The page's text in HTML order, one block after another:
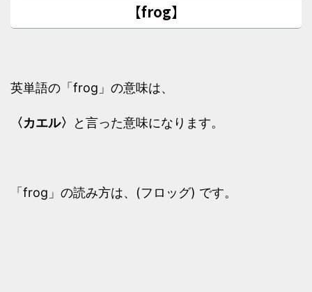
【frog】
英単語の「frog」の意味は、
〈カエル〉 と言った意味になります。
「frog」の読み方は、(フロッグ) です。